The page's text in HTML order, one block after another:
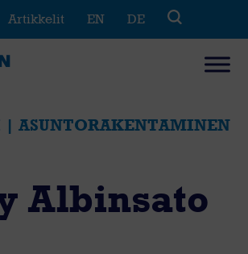
Artikkelit EN DE
| ASUNTORAKENTAMINEN
Albinsato